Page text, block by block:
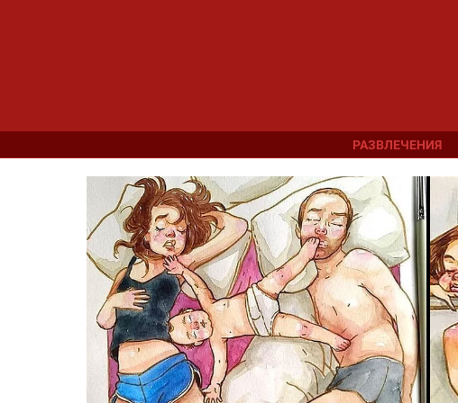
РАЗВЛЕЧЕНИЯ